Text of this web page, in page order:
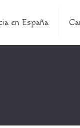
en España